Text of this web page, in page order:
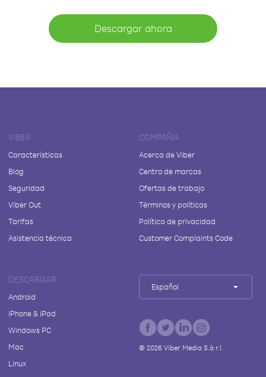
Descargar ahora
VIBER
Características
Blog
Seguridad
Viber Out
Tarifas
Asistencia técnica
COMPAÑÍA
Acerca de Viber
Centro de marcas
Ofertas de trabajo
Términos y políticas
Política de privacidad
Customer Complaints Code
DESCARGAR
Android
iPhone & iPad
Windows PC
Mac
Linux
Español
© 2026Viber Media S.à r.l.